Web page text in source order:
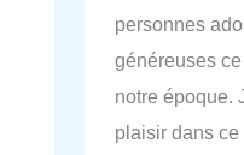
personnes
généreuses
notre époque.
plaisir dans